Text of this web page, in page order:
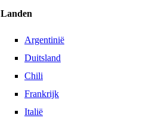
Landen
Argentinië
Duitsland
Chili
Frankrijk
Italië